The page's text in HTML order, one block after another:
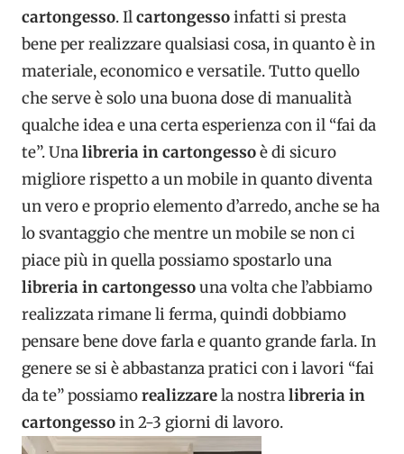
cartongesso. Ilcartongessoinfatti si presta
bene per realizzare qualsiasi cosa, in quanto è in
materiale, economico e versatile. Tutto quello
che serve è solo una buona dose di manualità
qualche idea e una certa esperienza con il “fai da
te”. Unalibreria in cartongessoè di sicuro
migliore rispetto a un mobile in quanto diventa
un vero e proprio elemento d’arredo, anche se ha
lo svantaggio che mentre un mobile se non ci
piace più in quella possiamo spostarlo una
libreria in cartongessouna volta che l’abbiamo
realizzata rimane li ferma, quindi dobbiamo
pensare bene dove farla e quanto grande farla. In
genere se si è abbastanza pratici con i lavori “fai
da te” possiamorealizzarela nostralibreria in
cartongessoin 2-3 giorni di lavoro.